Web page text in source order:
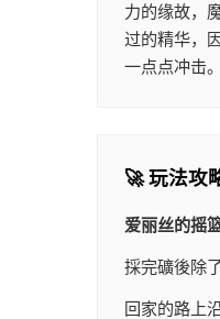
力的缘故，
过的精华，
一点点冲击
🚀 玩法攻
爱丽丝的摇
採完礦後除
回家的路上